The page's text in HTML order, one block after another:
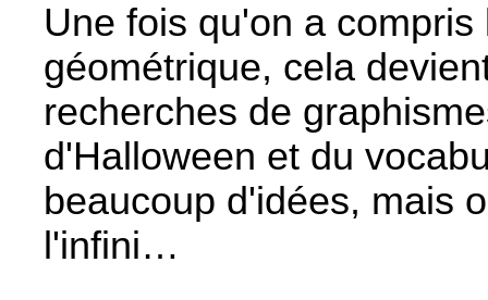
Une fois qu'on a
géométrique, cela
recherches de
d'Halloween et du
beaucoup d'idées, mais
l'infini…